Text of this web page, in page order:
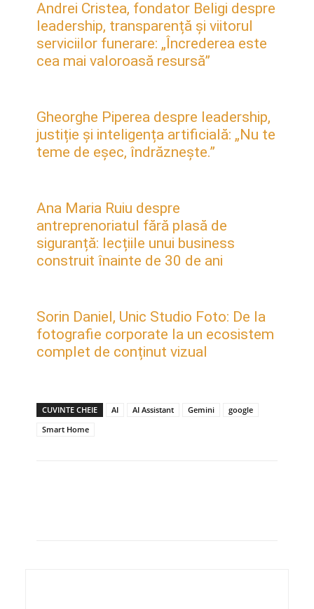
Andrei Cristea, fondator Beligi despre
leadership, transparență și viitorul
serviciilor funerare: „Încrederea este
cea mai valoroasă resursă”
Gheorghe Piperea despre leadership,
justiție și inteligența artificială: „Nu te
teme de eșec, îndrăznește.”
Ana Maria Ruiu despre
antreprenoriatul fără plasă de
siguranță: lecțiile unui business
construit înainte de 30 de ani
Sorin Daniel, Unic Studio Foto: De la
fotografie corporate la un ecosistem
complet de conținut vizual
CUVINTE CHEIE AI AI Assistant Gemini
google
Smart Home